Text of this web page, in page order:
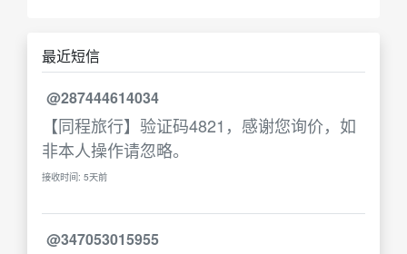
最近短信
@287444614034
【同程旅行】验证码4821，感谢您询价，如
非本人操作请忽略。
接收时间: 5天前
@347053015955